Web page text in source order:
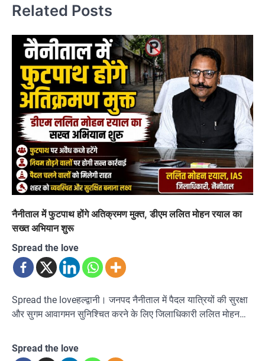
Related Posts
नैनीताल में फुटपाथ होंगे अतिक्रमण मुक्त, डीएम ललित मोहन रयाल का
सख्त अभियान शुरू
Spread the love
Spread the loveहल्द्वानी। जनपद नैनीताल में पैदल यात्रियों की सुरक्षा
और सुगम आवागमन सुनिश्चित करने के लिए जिलाधिकारी ललित मोहन…
Spread the love